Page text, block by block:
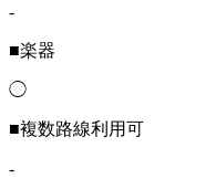
-
■楽器
◯
■複数路線利用可
-